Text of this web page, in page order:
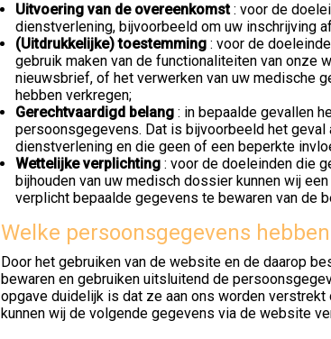
Uitvoering van de overeenkomst: voor de
dienstverlening, bijvoorbeeld om uw inschrijving
(Uitdrukkelijke) toestemming : voor de
gebruik maken van de functionaliteiten van onze
nieuwsbrief, of het verwerken van uw medische
hebben verkregen;
Gerechtvaardigd belang : in bepaalde gevallen
persoonsgegevens. Dat is bijvoorbeeld het
dienstverlening en die geen of een beperkte
Wettelijke verplichting : voor de doeleinden die
bijhouden van uw medisch dossier kunnen wij
verplicht bepaalde gegevens te bewaren van de
Welke persoonsgegevens
Door het gebruiken van de website en de daarop
bewaren en gebruiken uitsluitend de
opgave duidelijk is dat ze aan ons worden
kunnen wij de volgende gegevens via de website